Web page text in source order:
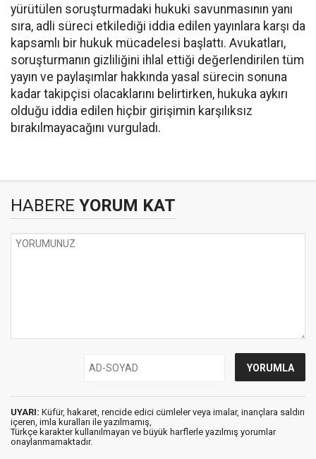
yürütülen soruşturmadaki hukuki savunmasının yanı
sıra, adli süreci etkilediği iddia edilen yayınlara karşı da
kapsamlı bir hukuk mücadelesi başlattı. Avukatları,
soruşturmanın gizliliğini ihlal ettiği değerlendirilen tüm
yayın ve paylaşımlar hakkında yasal sürecin sonuna
kadar takipçisi olacaklarını belirtirken, hukuka aykırı
olduğu iddia edilen hiçbir girişimin karşılıksız
bırakılmayacağını vurguladı.
HABERE YORUM KAT
UYARI: Küfür, hakaret, rencide edici cümleler veya imalar, inançlara saldırı
içeren, imla kuralları ile yazılmamış,
Türkçe karakter kullanılmayan ve büyük harflerle yazılmış yorumlar
onaylanmamaktadır.